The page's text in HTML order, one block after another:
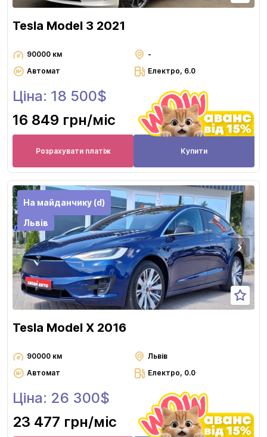
Tesla Model 3 2021
90000 км
-
Автомат
Електро, 6.0
Ціна: 18 500$
16 849 грн/міс
Розрахувати платіж Купити
На майданчику (d)
Львів
Tesla Model X 2016
90000 км
Львів
Автомат
Електро, 0.0
Ціна: 26 300$
23 477 грн/міс